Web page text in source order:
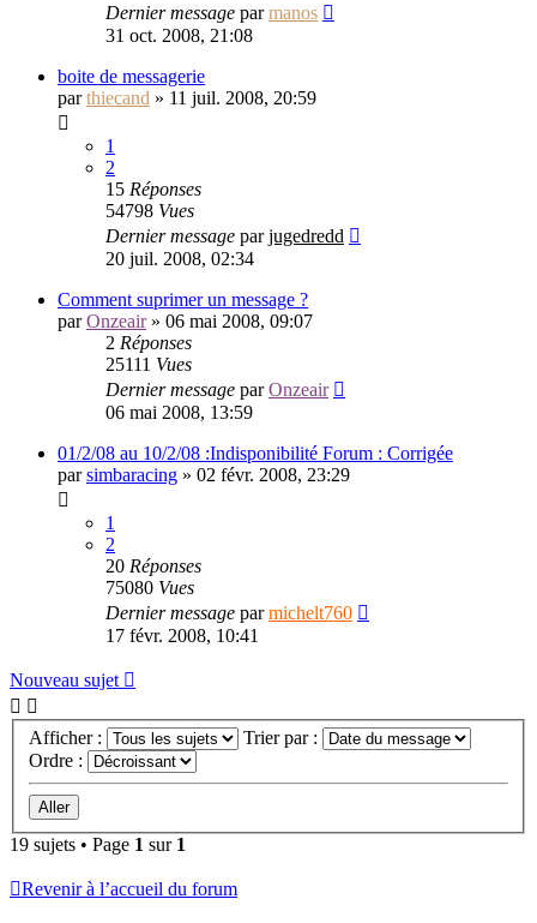
Dernier message parmanos
31 oct. 2008, 21:08
boite de messagerie
parthiecand » 11 juil. 2008, 20:59
1
2
15 Réponses
54798 Vues
Dernier message parjugedredd
20 juil. 2008, 02:34
Comment suprimer un message ?
parOnzeair» 06 mai 2008, 09:07
2 Réponses
25111 Vues
Dernier message parOnzeair
06 mai 2008, 13:59
01/2/08 au 10/2/08 :Indisponibilité Forum : Corrigée
parsimbaracing » 02 févr. 2008, 23:29
1
2
20 Réponses
75080 Vues
Dernier message parmichelt760
17 févr. 2008, 10:41
Nouveau sujet
Afficher :
Trier par :
Ordre :
19 sujets • Page 1 sur 1
Revenir à l’accueil du forum